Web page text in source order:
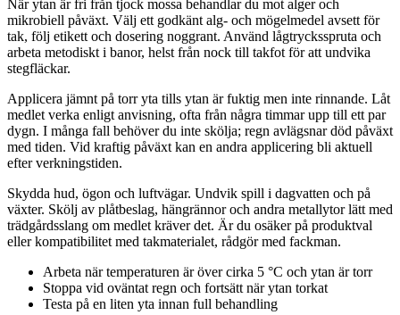
När ytan är fri från tjock mossa behandlar du mot alger och
mikrobiell påväxt. Välj ett godkänt alg- och mögelmedel avsett för
tak, följ etikett och dosering noggrant. Använd lågtrycksspruta och
arbeta metodiskt i banor, helst från nock till takfot för att undvika
stegfläckar.
Applicera jämnt på torr yta tills ytan är fuktig men inte rinnande. Låt
medlet verka enligt anvisning, ofta från några timmar upp till ett par
dygn. I många fall behöver du inte skölja; regn avlägsnar död påväxt
med tiden. Vid kraftig påväxt kan en andra applicering bli aktuell
efter verkningstiden.
Skydda hud, ögon och luftvägar. Undvik spill i dagvatten och på
växter. Skölj av plåtbeslag, hängrännor och andra metallytor lätt med
trädgårdsslang om medlet kräver det. Är du osäker på produktval
eller kompatibilitet med takmaterialet, rådgör med fackman.
Arbeta när temperaturen är över cirka 5 °C och ytan är torr
Stoppa vid oväntat regn och fortsätt när ytan torkat
Testa på en liten yta innan full behandling